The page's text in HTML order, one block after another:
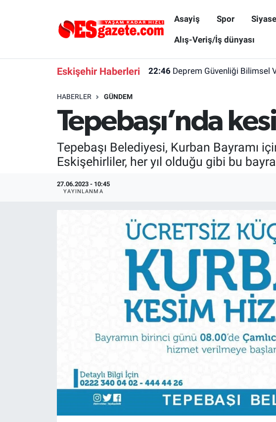
Asayiş Spor
Alış-Veriş/İş dünyası
Eskişehir Haberleri 22:46 Deprem Güvenliği Bilimsel
HABERLER GÜNDEM
Tepebaşı’nda
Tepebaşı Belediyesi, Kurban Bayramı
Eskişehirliler, her yıl olduğu gibi bu
27.06.2023 - 10:45
YAYINLANMA
Gündem
Eskişehirspor Arşivi
Eskişehir Arşivi
Röportaj
Ekonomi
Magazin
Eskişehir Nöbetçi Eczaneler
Süper Lig Puan Durumu ve Fikstür
Son Dakika Haberleri
Haber Arşivi